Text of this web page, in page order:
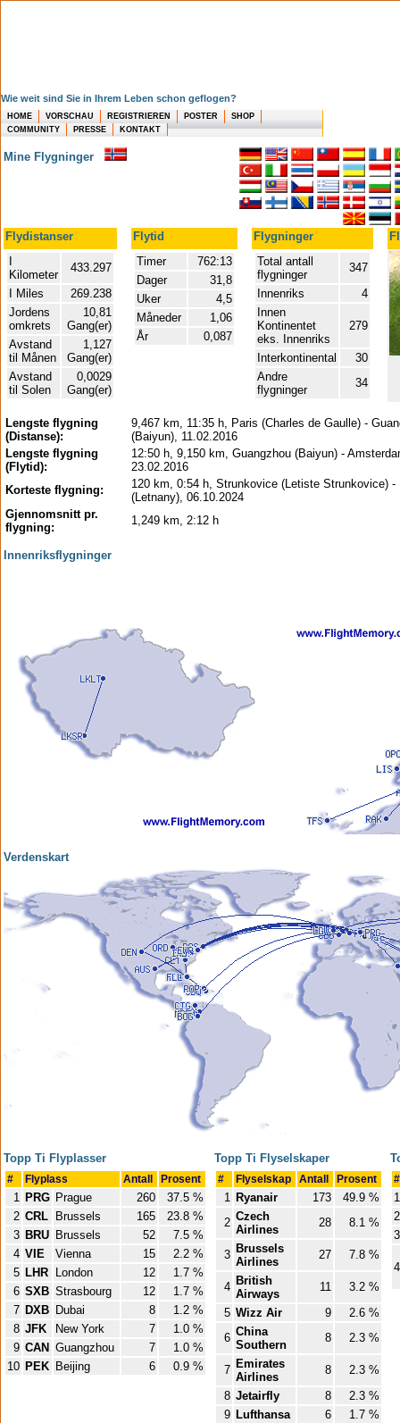
Wie weit sind Sie in Ihrem Leben schon geflogen?
HOME VORSCHAU REGISTRIEREN POSTER
SHOP
COMMUNITY
PRESSE KONTAKT
Mine Flygninger
Flydistanser Flytid Flygninger
Kilometer
433.297
I Miles
269.238
Jordens
omkrets
10,81
Gang(er)
Avstand
til Månen
1,127
Gang(er)
Avstand
til Solen
0,0029
Gang(er)
Timer
762:13
Dager
31,8
Uker
4,5
Måneder
1,06
År
0,087
Total antall
flygninger
347
Innenriks
4
Innen
Kontinentet
eks. Innenriks
279
Interkontinental
30
Andre
flygninger
34
Lengste flygning
(Distanse):
9,467 km, 11:35 h, Paris (Charles de Gaulle) -
(Baiyun), 11.02.2016
Lengste flygning
(Flytid):
12:50 h, 9,150 km, Guangzhou (Baiyun) -
23.02.2016
Korteste flygning:
120 km, 0:54 h, Strunkovice (Letiste Strunkovice) -
(Letnany), 06.10.2024
Gjennomsnitt pr.
flygning:
1,249 km, 2:12 h
Innenriksflygninger
Verdenskart
Topp Ti Flyplasser
# Flyplass Antall Prosent
1 PRG Prague 260
37.5 %
2 CRL Brussels 165
23.8 %
3 BRU Brussels 52
7.5 %
4 VIE Vienna 15
2.2 %
5 LHR London 12
1.7 %
6 SXB Strasbourg 12
1.7 %
7 DXB Dubai 8
1.2 %
8 JFK New York 7
1.0 %
9 CAN Guangzhou 7
1.0 %
10 PEK Beijing 6 0.9 %
Topp Ti Flyselskaper
# Flyselskap Antall Prosent
1 Ryanair 173
49.9 %
2 Czech
Airlines
28 8.1 %
3 Brussels
Airlines
27 7.8 %
4 British
Airways
11
3.2 %
5 Wizz Air 9
2.6 %
6 China
Southern
8 2.3 %
7 Emirates
Airlines
8
2.3 %
8 Jetairfly 8
2.3 %
9 Lufthansa 6
1.7 %
#
1
2
3
4